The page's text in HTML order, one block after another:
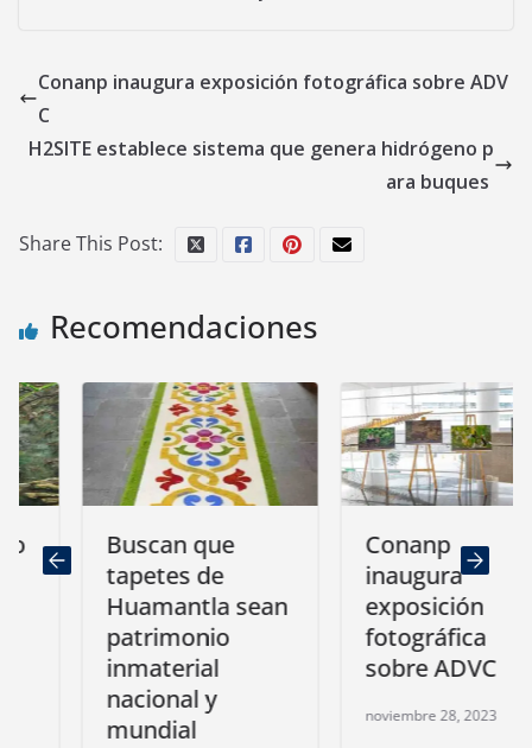
Conanp inaugura exposición fotográfica sobre ADV
C
H2SITE establece sistema que genera hidrógeno p
ara buques
Share This Post:
Recomendaciones
Buscan que
tapetes de
Huamantla sean
patrimonio
inmaterial
nacional y
mundial
Conanp
inaugura
exposición
fotográfica
sobre ADVC
noviembre 28, 2023